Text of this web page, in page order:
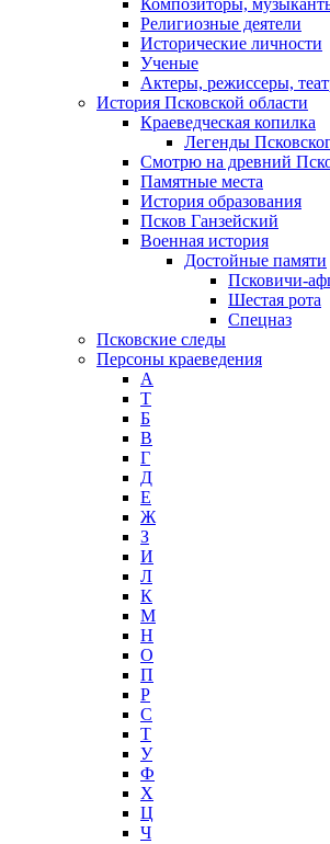
Религиозные деятели
Исторические личности
Ученые
Актеры, режиссеры,
История Псковской области
Краеведческая копилка
Легенды
Смотрю на древний
Памятные места
История образования
Псков Ганзейский
Военная история
Достойные памяти
Псковичи-
Шестая рота
Спецназ
Псковские следы
Персоны краеведения
А
T
Б
В
Г
Д
Е
Ж
З
И
Л
К
М
Н
О
П
Р
С
Т
У
Ф
Х
Ц
Ч